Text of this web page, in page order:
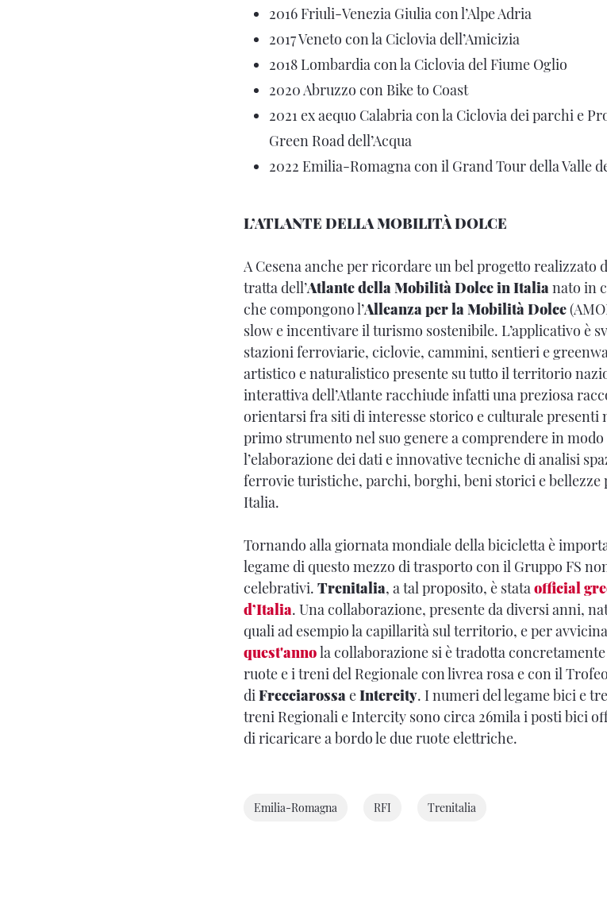
2016 Friuli-Venezia Giulia con l’Alpe Adria
2017 Veneto con la Ciclovia dell’Amicizia
2018 Lombardia con la Ciclovia del Fiume Oglio
2020 Abruzzo con Bike to Coast
2021 ex aequo Calabria con la Ciclovia dei parchi e
Green Road dell’Acqua
2022 Emilia-Romagna con il Grand Tour della Valle
L’ATLANTE DELLA MOBILITÀ DOLCE
A Cesena anche per ricordare un bel progetto realizzato
tratta dell’Atlante della Mobilità Dolce in Italia nato in
che compongono l’Alleanza per la Mobilità Dolce
slow e incentivare il turismo sostenibile. L’applicativo è
stazioni ferroviarie, ciclovie, cammini, sentieri e
artistico e naturalistico presente su tutto il territorio
interattiva dell’Atlante racchiude infatti una preziosa
orientarsi fra siti di interesse storico e culturale presenti
primo strumento nel suo genere a comprendere in
l’elaborazione dei dati e innovative tecniche di analisi
ferrovie turistiche, parchi, borghi, beni storici e bellezze
Italia.
Tornando alla giornata mondiale della bicicletta è
legame di questo mezzo di trasporto con il Gruppo FS
celebrativi. Trenitalia, a tal proposito, è stata official
d’Italia. Una collaborazione, presente da diversi anni,
quali ad esempio la capillarità sul territorio, e per
quest'annola collaborazione si è tradotta
ruote e i treni del Regionale con livrea rosa e con il
di Frecciarossa eIntercity. I numeri del legame bici e
treni Regionali e Intercity sono circa 26mila i posti bici
di ricaricare a bordo le due ruote elettriche.
Emilia-Romagna RFI Trenitalia